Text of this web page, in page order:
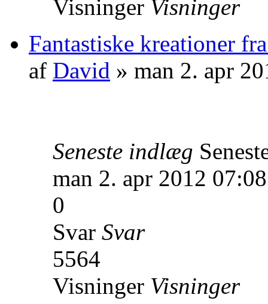
Visninger Visninger
Fantastiske kreationer
af David » man 2. apr
Seneste indlæg
man 2. apr 2012 07:08
0
Svar Svar
5564
Visninger Visninger